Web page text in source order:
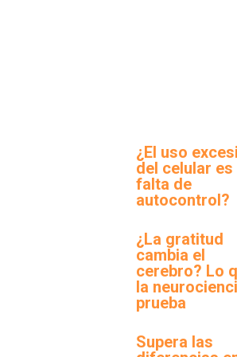
¿El uso
del celular es
falta de
autocontrol?
¿La gratitud
cambia el
cerebro? Lo
la
prueba
Supera las